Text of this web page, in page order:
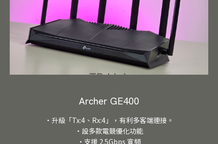
TP-Link
Archer GE400
・升級「Tx:4、Rx:4」，有利多客端連接。
・設多款電競優化功能
・支援 2.5Gbps 寬頻